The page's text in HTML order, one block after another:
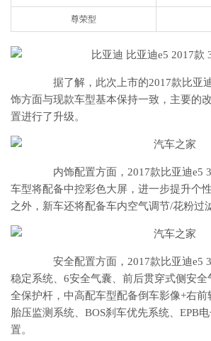
尊荣型
据了解，此次上市的2017款比亚迪
饰方面与现款车型基本保持一致，主要的
置进行了升级。
内饰配置方面，2017款比亚迪e5
车型将配备中控彩色大屏，进一步提升个
之外，新车还将配备车内空气调节/花粉过
安全配置方面，2017款比亚迪e5
稳定系统、6安全气囊、前后贯穿式侧安
全保护杆，中高配车型配备倒车影像+右前
胎压监测系统、BOS刹车优先系统、EPB
置。